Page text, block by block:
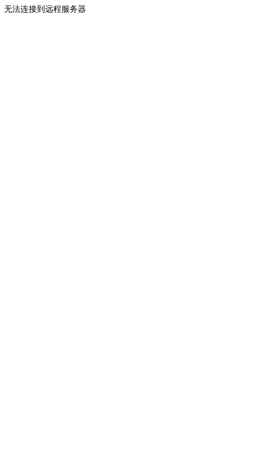
无法连接到远程服务器